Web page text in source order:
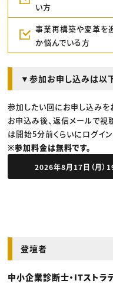
い方
事業再構築や変革を
か悩んでいる方
▼参加お申し込みは以
参加したい回にお申し込みを
お申込み後、返信メールで視
は開始5分前くらいにログイ
※参加料金は無料です。
2026年8月17日（月）
登壇者
中小企業診断士・ITストラ